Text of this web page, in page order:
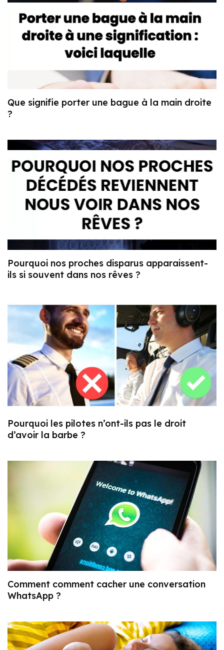
Que signifie porter une bague à la main droite
?
Pourquoi nos proches disparus apparaissent-
ils si souvent dans nos rêves ?
Pourquoi les pilotes n’ont-ils pas le droit
d’avoir la barbe ?
Comment comment cacher une conversation
WhatsApp ?